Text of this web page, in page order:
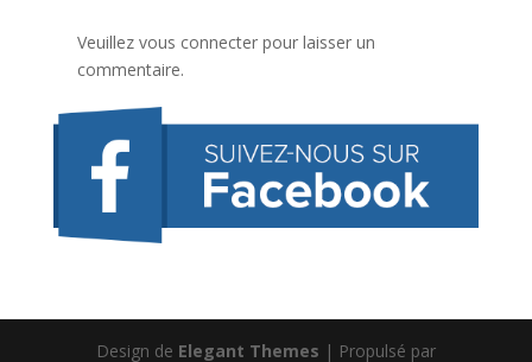
Veuillez vous connecter pour laisser un
commentaire.
Design de Elegant Themes | Propulsé par